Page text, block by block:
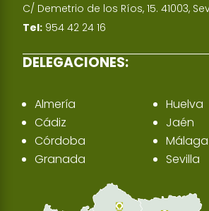
C/ Demetrio de los Ríos, 15. 41003,
Tel: 954 42 24 16
DELEGACIONES:
Almería
Cádiz
Córdoba
Granada
Huelva
Jaén
Málaga
Sevilla